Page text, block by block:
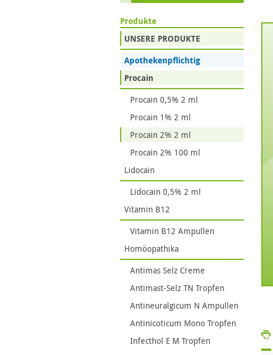
Produkte
UNSERE PRODUKTE
Apothekenpflichtig
Procain
Procain 0,5% 2 ml
Procain 1% 2 ml
Procain 2% 2 ml
Procain 2% 100 ml
Lidocain
Lidocain 0,5% 2 ml
Vitamin B12
Vitamin B12 Ampullen
Homöopathika
Antimas Selz Creme
Antimast-Selz TN Tropfen
Antineuralgicum N Ampullen
Antinicoticum Mono Tropfen
Infecthol E M Tropfen